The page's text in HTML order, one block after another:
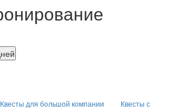
Квесты для большой компании
Квесты с